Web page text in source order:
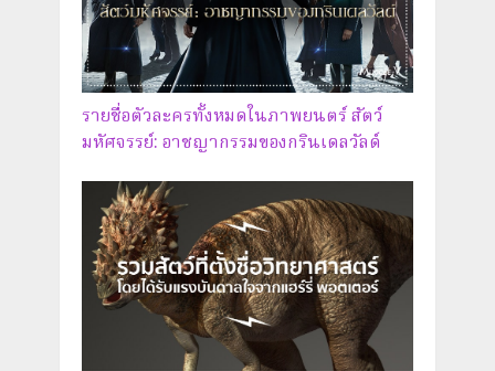
รายชื่อตัวละครทั้งหมดในภาพยนตร์ สัตว์
มหัศจรรย์: อาชญากรรมของกรินเดลวัลด์